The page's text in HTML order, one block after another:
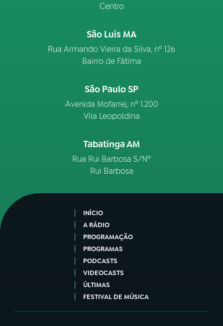
Centro
São Luís MA
Rua Armando Vieira da Silva, nº 126
Bairro de Fátima
São Paulo SP
Avenida Mofarrej, nº 1.200
Vila Leopoldina
Tabatinga AM
Rua Rui Barbosa S/Nº
Rui Barbosa
INÍCIO
A RÁDIO
PROGRAMAÇÃO
PROGRAMAS
PODCASTS
VIDEOCASTS
ÚLTIMAS
FESTIVAL DE MÚSICA